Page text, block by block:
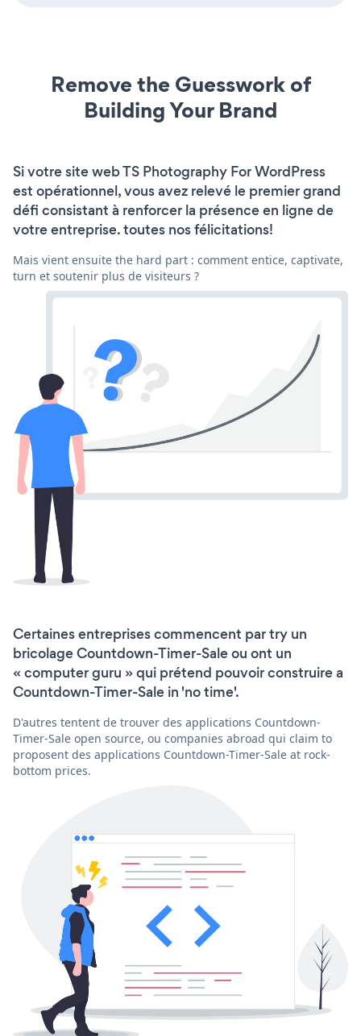
Remove the Guesswork of
Building Your Brand
Si votre site web TS Photography For WordPress
est opérationnel, vous avez relevé le premier grand
défi consistant à renforcer la présence en ligne de
votre entreprise. toutes nos félicitations!
Mais vient ensuite the hard part : comment entice, captivate,
turn et soutenir plus de visiteurs ?
Certaines entreprises commencent par try un
bricolage Countdown-Timer-Sale ou ont un
« computer guru » qui prétend pouvoir construire a
Countdown-Timer-Sale in 'no time'.
D'autres tentent de trouver des applications Countdown-
Timer-Sale open source, ou companies abroad qui claim to
proposent des applications Countdown-Timer-Sale at rock-
bottom prices.